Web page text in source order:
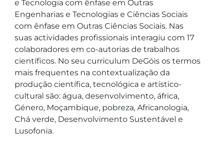
e Tecnologia com ênfase em Outras
Engenharias e Tecnologias e Ciências Sociais
com ênfase em Outras Ciências Sociais. Nas
suas actividades profissionais interagiu com 17
colaboradores em co-autorias de trabalhos
científicos. No seu curriculum DeGóis os termos
mais frequentes na contextualização da
produção científica, tecnológica e artístico-
cultural são: água, desenvolvimento, áfrica,
Género, Moçambique, pobreza, Africanologia,
Chá verde, Desenvolvimento Sustentável e
Lusofonia.